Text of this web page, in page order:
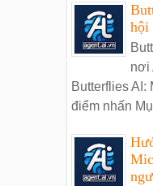
hội
nơi
Butterflies AI:
điểm nhấn